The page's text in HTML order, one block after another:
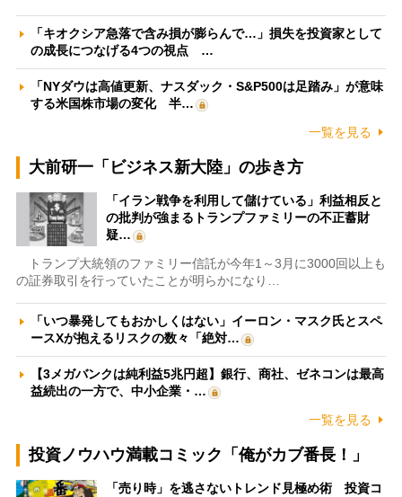
「キオクシア急落で含み損が膨らんで…」損失を投資家として
の成長につなげる4つの視点 …
「NYダウは高値更新、ナスダック・S&P500は足踏み」が意味
する米国株市場の変化 半…
一覧を見る
大前研一「ビジネス新大陸」の歩き方
「イラン戦争を利用して儲けている」利益相反と
の批判が強まるトランプファミリーの不正蓄財
疑…
トランプ大統領のファミリー信託が今年1～3月に3000回以上も
の証券取引を行っていたことが明らかになり…
「いつ暴発してもおかしくはない」イーロン・マスク氏とスペ
ースXが抱えるリスクの数々「絶対…
【3メガバンクは純利益5兆円超】銀行、商社、ゼネコンは最高
益続出の一方で、中小企業・…
一覧を見る
投資ノウハウ満載コミック「俺がカブ番長！」
「売り時」を逃さないトレンド見極め術 投資コ